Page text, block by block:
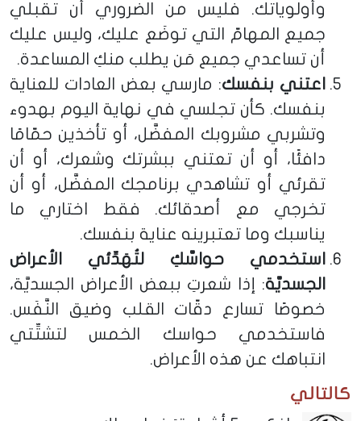
وأولوياتك. فليس من الضروري أن تقبلي
جميع المهامّ التي توضَع عليك، وليس عليك
أن تساعدي جميع مَن يطلب منكِ المساعدة.
اعتني بنفسك: مارسي بعض العادات للعناية
بنفسك. كأن تجلسي في نهاية اليوم بهدوء
وتشربي مشروبك المفضَّل، أو تأخذين حمّامًا
دافئًا، أو أن تعتني ببشرتك وشعرك، أو أن
تقرئي أو تشاهدي برنامجك المفضَّل، أو أن
تخرجي مع أصدقائك. فقط اختاري ما
يناسبك وما تعتبرينه عناية بنفسك.
استخدمي حواسَّكِ لتُهَدِّئي الأعراض
الجسديَّة: إذا شعرتِ ببعض الأعراض الجسديَّة،
خصوصًا تسارع دقّات القلب وضيق النَّفَس.
فاستخدمي حواسك الخمس لتشتِّتي
انتباهك عن هذه الأعراض.
كالتالي